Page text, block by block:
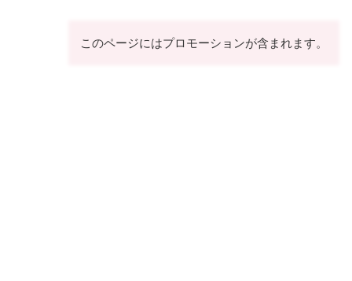
このページにはプロモーションが含まれます。